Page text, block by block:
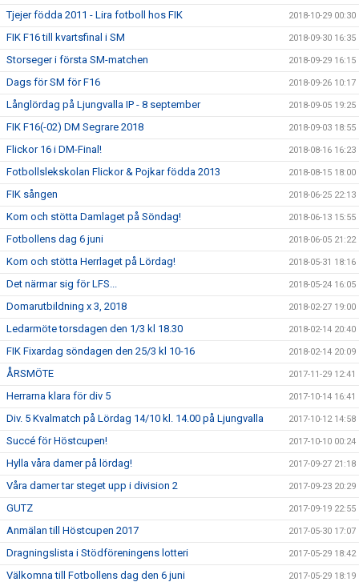
Tjejer födda 2011 - Lira fotboll hos FIK 2018-10-29 00:30
FIK F16 till kvartsfinal i SM 2018-09-30 16:35
Storseger i första SM-matchen 2018-09-29 16:15
Dags för SM för F16 2018-09-26 10:17
Långlördag på Ljungvalla IP - 8 september 2018-09-05 19:25
FIK F16(-02) DM Segrare 2018 2018-09-03 18:55
Flickor 16 i DM-Final! 2018-08-16 16:23
Fotbollslekskolan Flickor & Pojkar födda 2013 2018-08-15 18:00
FIK sången 2018-06-25 22:13
Kom och stötta Damlaget på Söndag! 2018-06-13 15:55
Fotbollens dag 6 juni 2018-06-05 21:22
Kom och stötta Herrlaget på Lördag! 2018-05-31 18:16
Det närmar sig för LFS... 2018-05-24 16:05
Domarutbildning x 3, 2018 2018-02-27 19:00
Ledarmöte torsdagen den 1/3 kl 18.30 2018-02-14 20:40
FIK Fixardag söndagen den 25/3 kl 10-16 2018-02-14 20:09
ÅRSMÖTE 2017-11-29 12:41
Herrarna klara för div 5 2017-10-14 16:41
Div. 5 Kvalmatch på Lördag 14/10 kl. 14.00 på Ljungvalla 2017-10-12 14:58
Succé för Höstcupen! 2017-10-10 00:24
Hylla våra damer på lördag! 2017-09-27 21:18
Våra damer tar steget upp i division 2 2017-09-23 20:29
GUTZ 2017-09-19 22:55
Anmälan till Höstcupen 2017 2017-05-30 17:07
Dragningslista i Stödföreningens lotteri 2017-05-29 18:42
Välkomna till Fotbollens dag den 6 juni 2017-05-29 18:19